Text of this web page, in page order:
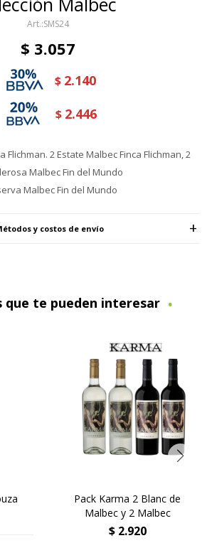
SMS24
$ 3.057
$ 2.140
$ 2.446
Flichman. 2 Estate Malbec Finca Flichman, 2
Malbec Fin del Mundo
Malbec Fin del Mundo
y costos de envío
que te pueden interesar
Pack Karma 2 Blanc de
Malbec y 2 Malbec
$ 2.920